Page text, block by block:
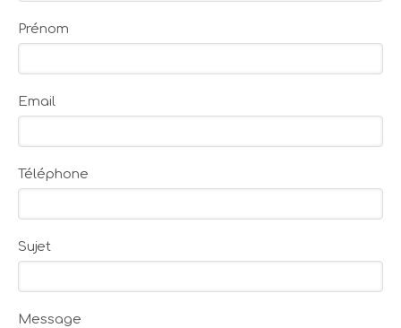
Prénom
Email
Téléphone
Sujet
Message